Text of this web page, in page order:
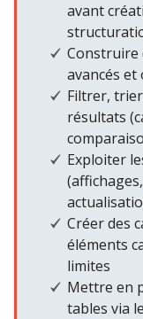
avant
Construire
avancés
Filtrer,
résultats
Exploiter
Créer des
éléments
limites
Mettre en
tables via